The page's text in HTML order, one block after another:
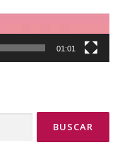
01:01